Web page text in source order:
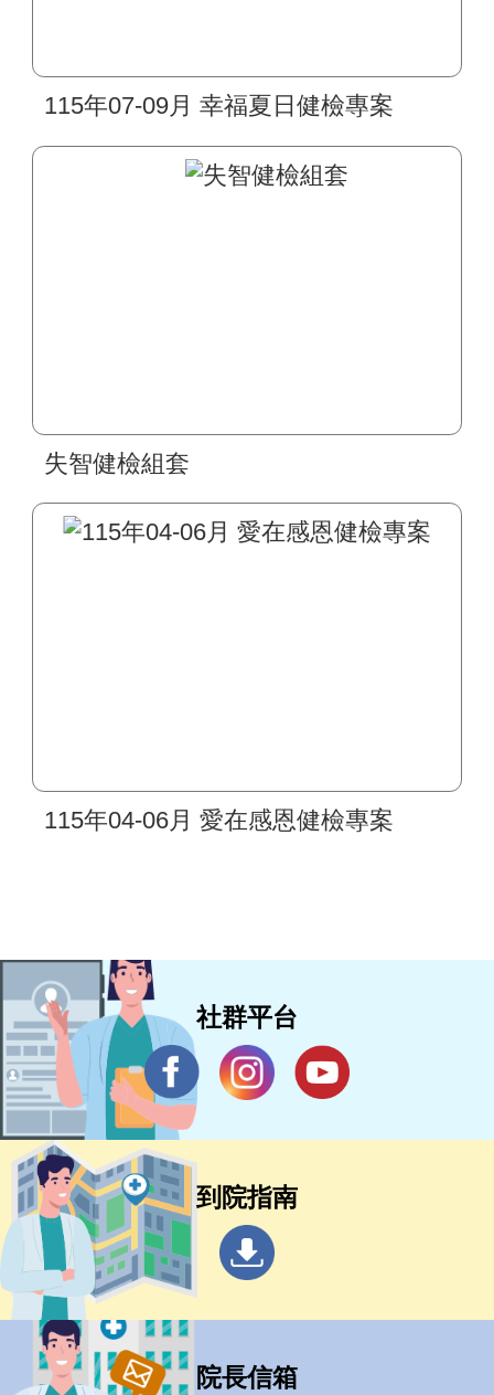
115年07-09月 幸福夏日健檢專案
失智健檢組套
115年04-06月 愛在感恩健檢專案
社群平台
到院指南
院長信箱